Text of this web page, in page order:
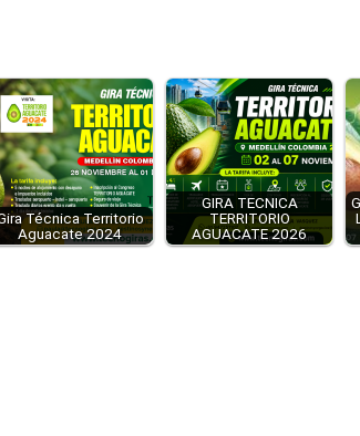
Técnica Territorio
Aguacate 2024
GIRA TECNICA
TERRITORIO
AGUACATE 2026